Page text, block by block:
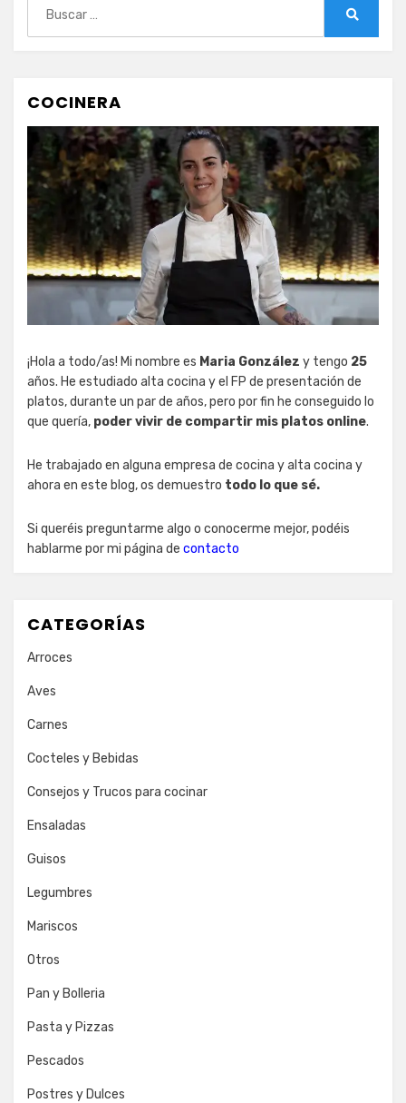
COCINERA
¡Hola a todo/as! Mi nombre es Maria González y tengo 25
años. He estudiado alta cocina y el FP de presentación de
platos, durante un par de años, pero por fin he conseguido lo
que quería, poder vivir de compartir mis platos online.
He trabajado en alguna empresa de cocina y alta cocina y
ahora en este blog, os demuestro todo lo que sé.
Si queréis preguntarme algo o conocerme mejor, podéis
hablarme por mi página de contacto
CATEGORÍAS
Arroces
Aves
Carnes
Cocteles y Bebidas
Consejos y Trucos para cocinar
Ensaladas
Guisos
Legumbres
Mariscos
Otros
Pan y Bolleria
Pasta y Pizzas
Pescados
Postres y Dulces